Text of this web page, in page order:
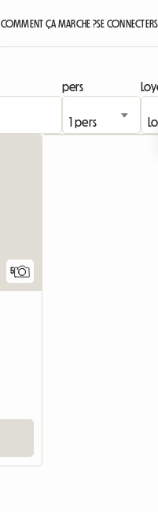
COMMENT ÇA MARCHE ?SE CONNECTER
pers
5